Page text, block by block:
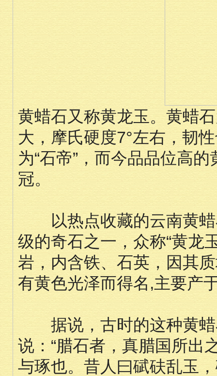
黄蜡石又称黄龙玉。黄蜡
大，摩氏硬度7°左右，韧
为“石帝”，而今品品位高
冠。
以热点收藏的云南黄蜡
级的奇石之一，众称“黄龙
岩，内含铁、石英，因其
有黄色光泽而得名,主要产
据说，古时的这种黄蜡
说：“腊石者，真腊国所出
与琢也。昔人曰碔砆乱玉